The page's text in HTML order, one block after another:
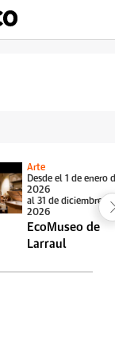
Arte
Desde el 1 de enero
2026
al 31 de diciembre de
2026
EcoMuseo de
Larraul